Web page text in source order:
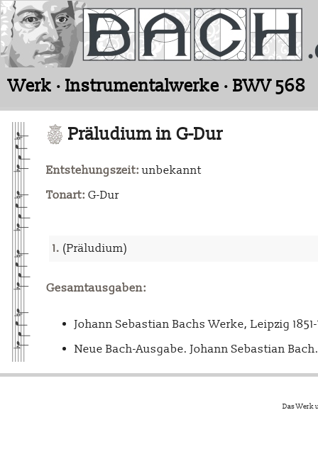
Werk · Instrumentalwerke · BWV 568
Präludium in G-Dur
Entstehungszeit: unbekannt
Tonart: G-Dur
1. (Präludium)
Gesamtausgaben:
Johann Sebastian Bachs Werke, Leipzig
Neue Bach-Ausgabe. Johann Sebastian
Das Werk